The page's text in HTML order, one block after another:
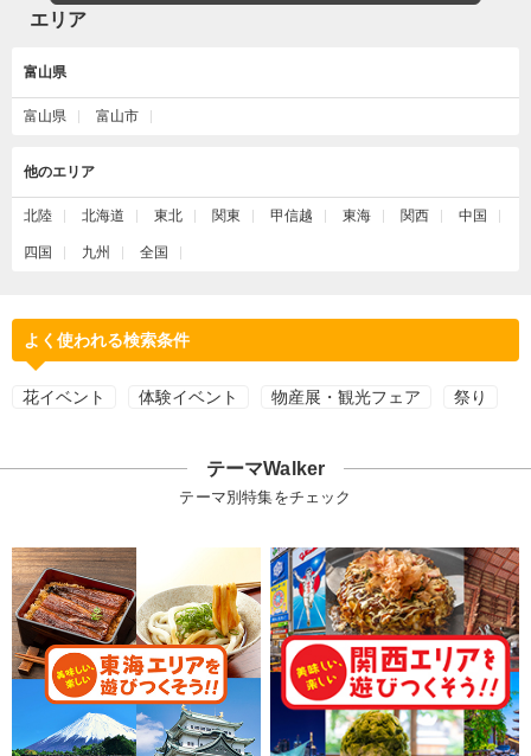
エリア
富山県
富山県 富山市
他のエリア
北陸 北海道 東北 関東 甲信越 東海 関西 中国
四国 九州 全国
よく使われる検索条件
花イベント 体験イベント 物産展・観光フェア 祭り
テーマWalker
テーマ別特集をチェック